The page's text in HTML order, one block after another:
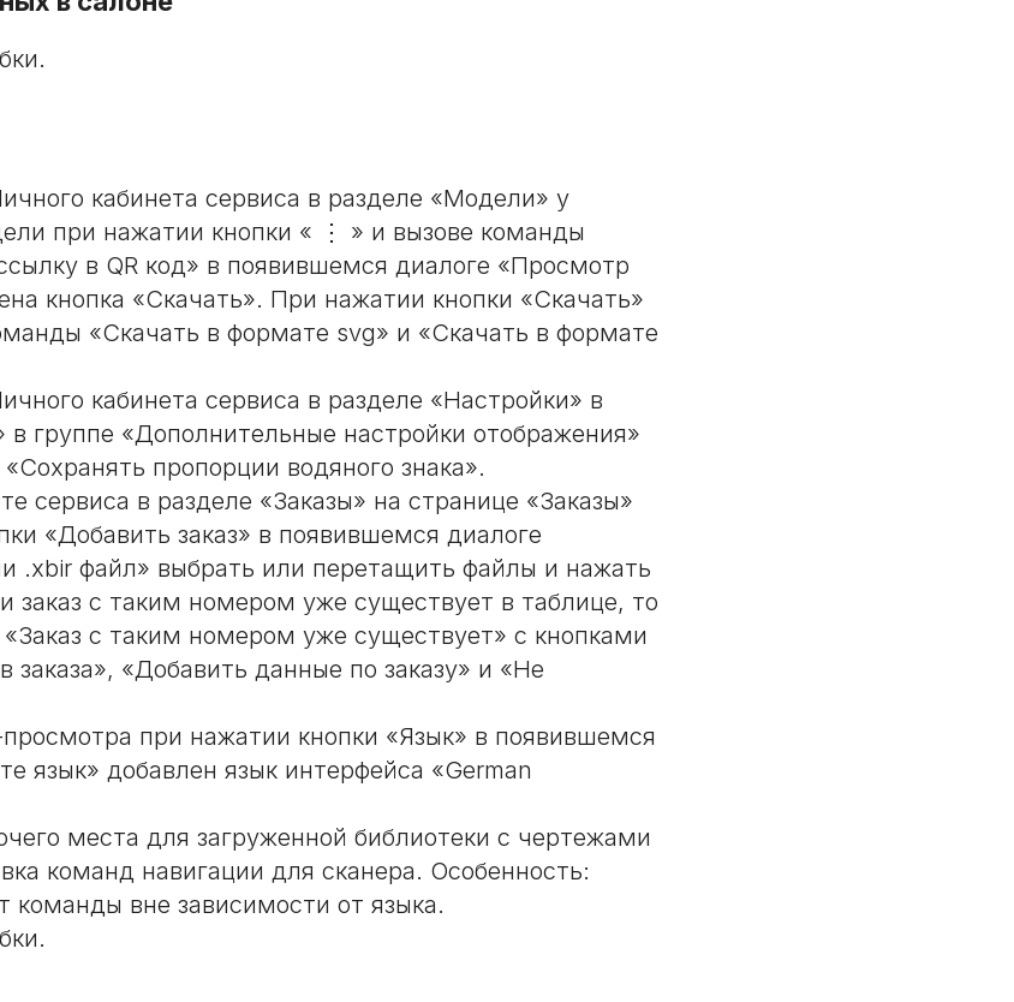
кабинета сервиса в разделе «Модели» у
при нажатии кнопки « ⋮ » и вызове команды
в QR код» в появившемся диалоге «Просмотр
кнопка «Скачать». При нажатии кнопки «Скачать»
«Скачать в формате svg» и «Скачать в формате
кабинета сервиса в разделе «Настройки» в
группе «Дополнительные настройки отображения»
пропорции водяного знака».
сервиса в разделе «Заказы» на странице «Заказы»
«Добавить заказ» в появившемся диалоге
.xbir файл» выбрать или перетащить файлы и нажать
заказ с таким номером уже существует в таблице, то
с таким номером уже существует» с кнопками
заказа», «Добавить данные по заказу» и «Не
при нажатии кнопки «Язык» в появившемся
язык» добавлен язык интерфейса «German
места для загруженной библиотеки с чертежами
команд навигации для сканера. Особенность:
команды вне зависимости от языка.